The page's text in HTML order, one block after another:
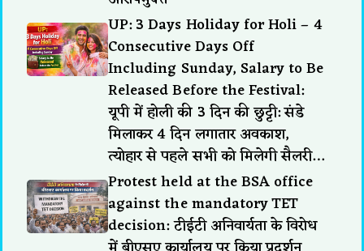
UP: 3 Days Holiday for Holi – 4
Consecutive Days Off
Including Sunday, Salary to Be
Released Before the Festival:
यूपी में होली की 3 दिन की छुट्टी: संडे
मिलाकर 4 दिन लगातार अवकाश,
त्योहार से पहले सभी को मिलेगी सैलरी…
Protest held at the BSA office
against the mandatory TET
decision: टीईटी अनिवार्यता के विरोध